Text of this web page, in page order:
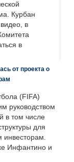
Курбан
в
в
от проекта о
(FIFA)
руководством
в том числе
для
инвесторам.
Инфантино и